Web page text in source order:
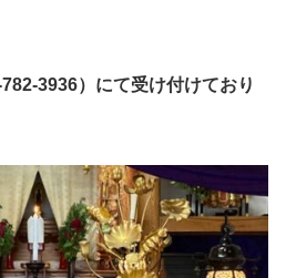
3936）にて受け付けており